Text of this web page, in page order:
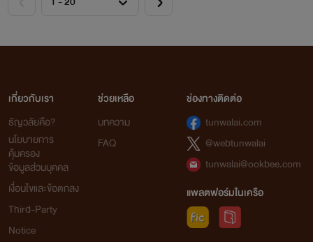
เกี่ยวกับเรา
ธัญวลัยคือ?
นโยบายการ
คุ้มครอง
ข้อมูลส่วนบุคคล
เงื่อนไขและข้อตกลง
Third-Party
Notice
ช่วยเหลือ
บทความ
FAQ
ช่องทางติดต่อ
tunwalai.com
@webtunwalai
tunwalai@ookbee.com
แพลตฟอร์มในเครือ